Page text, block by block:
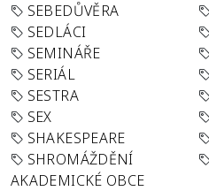
SEBEDŮVĚRA
SEDLÁCI
SEMINÁŘE
SERIÁL
SESTRA
SEX
SHAKESPEARE
SHROMÁŽDĚNÍ
AKADEMICKÉ OBCE